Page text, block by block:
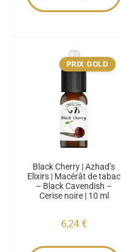
PRIX GOLD
Black Cherry | Azhad’s
Elixirs | Macérât de tabac
– Black Cavendish –
Cerise noire | 10 ml
6,24 €